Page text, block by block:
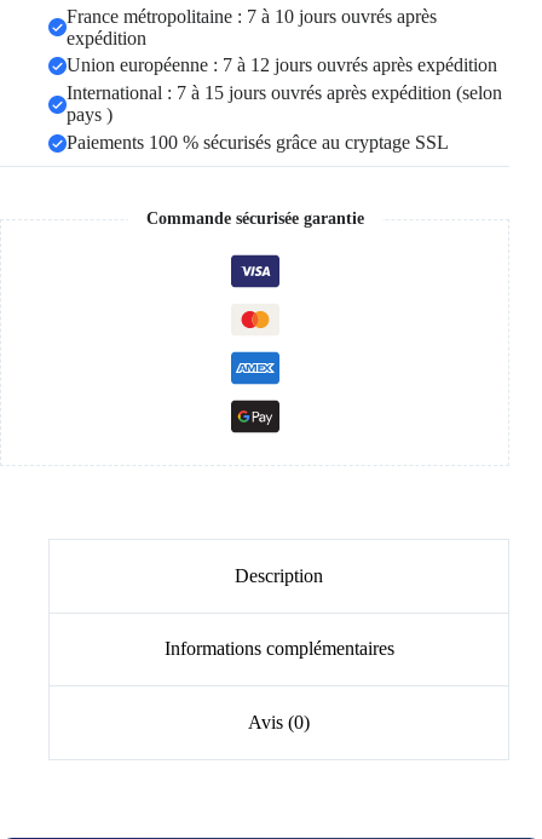
France métropolitaine : 7 à 10 jours ouvrés après
expédition
Union européenne : 7 à 12 jours ouvrés après expédition
International : 7 à 15 jours ouvrés après expédition (selon
pays )
Paiements 100 % sécurisés grâce au cryptage SSL
Commande sécurisée garantie
Description
Informations complémentaires
Avis (0)